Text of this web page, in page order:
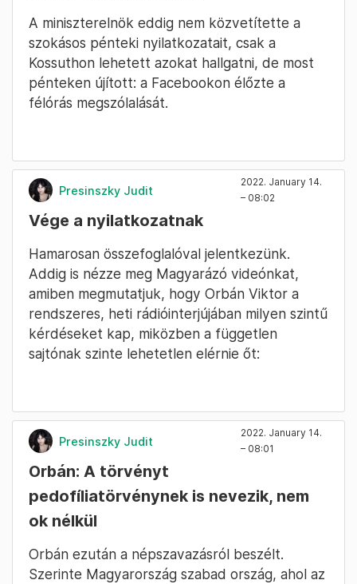
A miniszterelnök eddig nem közvetítette a
szokásos pénteki nyilatkozatait, csak a
Kossuthon lehetett azokat hallgatni, de most
pénteken újított: a Facebookon élőzte a
félórás megszólalását.
Presinszky Judit
2022. January 14.
– 08:02
Vége a nyilatkozatnak
Hamarosan összefoglalóval jelentkezünk.
Addig is nézze meg Magyarázó videónkat,
amiben megmutatjuk, hogy Orbán Viktor a
rendszeres, heti rádióinterjújában milyen szintű
kérdéseket kap, miközben a független
sajtónak szinte lehetetlen elérnie őt:
Presinszky Judit
2022. January 14.
– 08:01
Orbán: A törvényt
pedofíliatörvénynek is nevezik, nem
ok nélkül
Orbán ezután a népszavazásról beszélt.
Szerinte Magyarország szabad ország, ahol az